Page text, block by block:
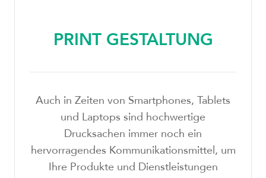
PRINT GESTALTUNG
Auch in Zeiten von Smartphones, Tablets
und Laptops sind hochwertige
Drucksachen immer noch ein
hervorragendes Kommunikationsmittel, um
Ihre Produkte und Dienstleistungen